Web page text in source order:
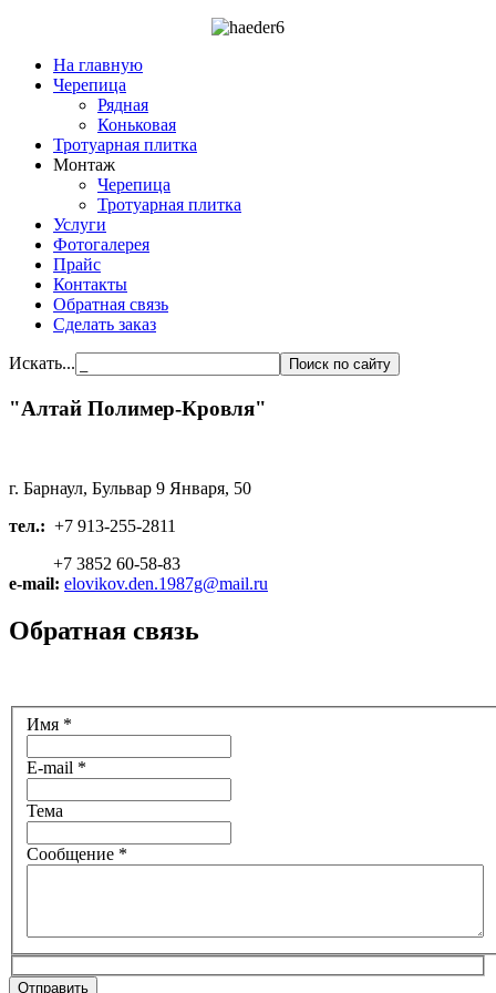
На главную
Черепица
Рядная
Коньковая
Тротуарная плитка
Монтаж
Черепица
Тротуарная плитка
Услуги
Фотогалерея
Прайс
Контакты
Обратная связь
Сделать заказ
Искать...
"Алтай Полимер-Кровля"
г. Барнаул, Бульвар 9 Января, 50
тел.: +7 913-255-2811
+7 3852 60-58-83
e-mail: elovikov.den.1987g@mail.ru
Обратная связь
Имя *
E-mail *
Тема
Сообщение *
Отправить